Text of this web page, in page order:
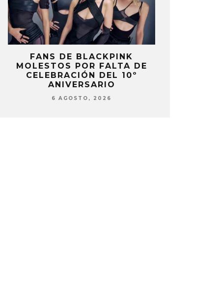
FANS DE BLACKPINK
MOLESTOS POR FALTA DE
CELEBRACIÓN DEL 10º
ANIVERSARIO
6 AGOSTO, 2026